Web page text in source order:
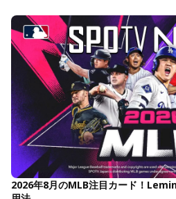
2026年8月のMLB注目カード！